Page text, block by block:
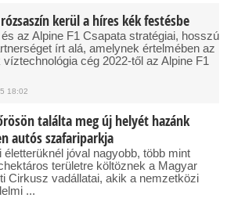
kerül a híres kék festésbe
az Alpine F1 Csapata stratégiai, hosszú
írt alá, amelynek értelmében az
cég 2022-től az Alpine F1
18:02
találta meg új helyét hazánk
autós szafariparkja
életterüknél jóval nagyobb, több mint
területre költöznek a Magyar
Cirkusz vadállatai, akik a nemzetközi
...